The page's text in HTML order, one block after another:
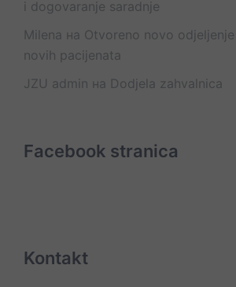
i dogovaranje saradnje
Milena на Otvoreno novo
novih pacijenata
JZU admin на Dodjela zahvalnica
Facebook stranica
Kontakt